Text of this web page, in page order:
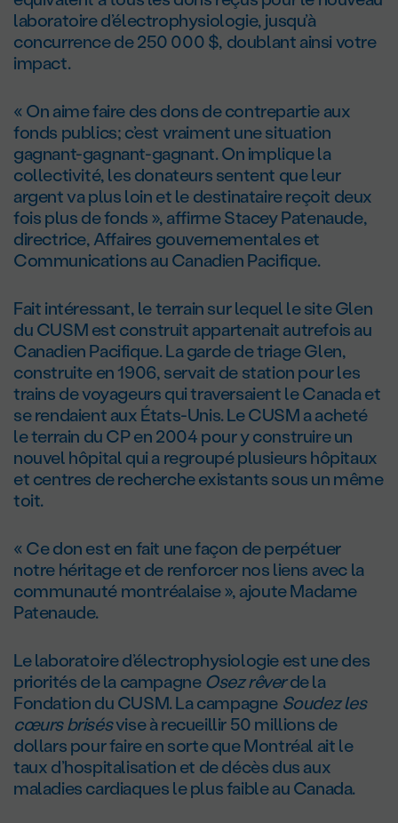
laboratoire d’électrophysiologie, jusqu’à
concurrence de 250 000 $, doublant ainsi votre
impact.
« On aime faire des dons de contrepartie aux
fonds publics; c’est vraiment une situation
gagnant-gagnant-gagnant. On implique la
collectivité, les donateurs sentent que leur
argent va plus loin et le destinataire reçoit deux
fois plus de fonds », affirme Stacey Patenaude,
directrice, Affaires gouvernementales et
Communications au Canadien Pacifique.
Fait intéressant, le terrain sur lequel le site Glen
du CUSM est construit appartenait autrefois au
Canadien Pacifique. La garde de triage Glen,
construite en 1906, servait de station pour les
trains de voyageurs qui traversaient le Canada et
se rendaient aux États-Unis. Le CUSM a acheté
le terrain du CP en 2004 pour y construire un
nouvel hôpital qui a regroupé plusieurs hôpitaux
et centres de recherche existants sous un même
toit.
« Ce don est en fait une façon de perpétuer
notre héritage et de renforcer nos liens avec la
communauté montréalaise », ajoute Madame
Patenaude.
Le laboratoire d’électrophysiologie est une des
priorités de la campagneOsez rêverde la
Fondation du CUSM. La campagne Soudez les
cœurs brisésvise à recueillir 50 millions de
dollars pour faire en sorte que Montréal ait le
taux d’hospitalisation et de décès dus aux
maladies cardiaques le plus faible au Canada.